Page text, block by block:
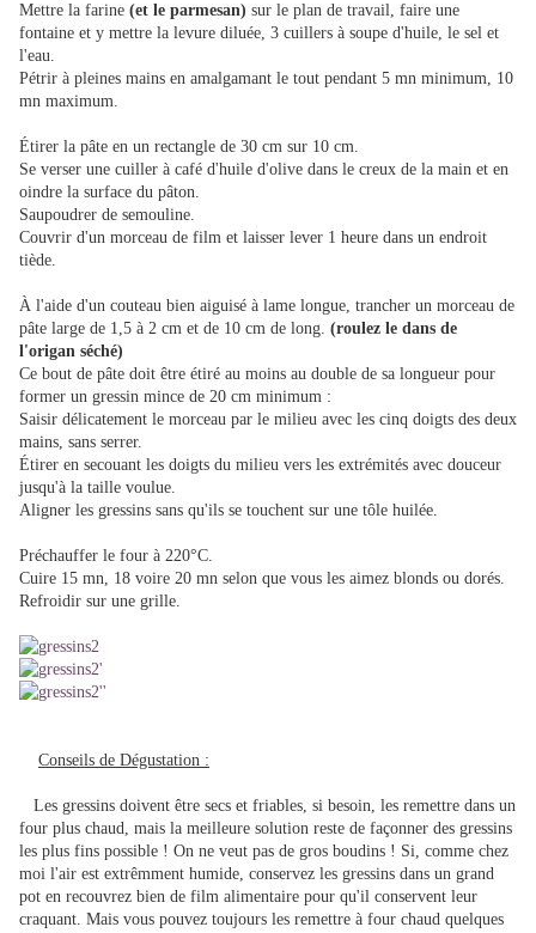
Mettre la farine (et le parmesan) sur le plan de travail, faire une
fontaine et y mettre la levure diluée, 3 cuillers à soupe d'huile, le sel et
l'eau.
Pétrir à pleines mains en amalgamant le tout pendant 5 mn minimum, 10
mn maximum.
Étirer la pâte en un rectangle de 30 cm sur 10 cm.
Se verser une cuiller à café d'huile d'olive dans le creux de la main et en
oindre la surface du pâton.
Saupoudrer de semouline.
Couvrir d'un morceau de film et laisser lever 1 heure dans un endroit
tiède.
À l'aide d'un couteau bien aiguisé à lame longue, trancher un morceau de
pâte large de 1,5 à 2 cm et de 10 cm de long. (roulez le dans de
l'origan séché)
Ce bout de pâte doit être étiré au moins au double de sa longueur pour
former un gressin mince de 20 cm minimum :
Saisir délicatement le morceau par le milieu avec les cinq doigts des deux
mains, sans serrer.
Étirer en secouant les doigts du milieu vers les extrémités avec douceur
jusqu'à la taille voulue.
Aligner les gressins sans qu'ils se touchent sur une tôle huilée.
Préchauffer le four à 220°C.
Cuire 15 mn, 18 voire 20 mn selon que vous les aimez blonds ou dorés.
Refroidir sur une grille.
Conseils de Dégustation :
Les gressins doivent être secs et friables, si besoin, les remettre dans un
four plus chaud, mais la meilleure solution reste de façonner des gressins
les plus fins possible ! On ne veut pas de gros boudins ! Si, comme chez
moi l'air est extrêmment humide, conservez les gressins dans un grand
pot en recouvrez bien de film alimentaire pour qu'il conservent leur
craquant. Mais vous pouvez toujours les remettre à four chaud quelques